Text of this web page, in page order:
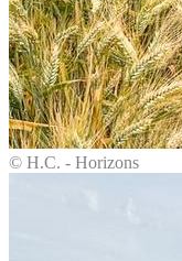
© H.C. - Horizons